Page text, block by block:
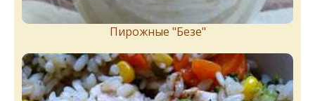
Пирожныe "Бeзe"